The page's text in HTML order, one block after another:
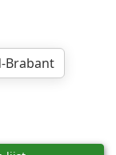
Brabant